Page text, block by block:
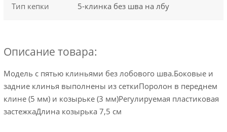
Тип кепки 5-клинка без шва на лбу
Описание товара:
Модель с пятью клиньями без лобового шва.Боковые и
задние клинья выполнены из сеткиПоролон в переднем
клине (5 мм) и козырьке (3 мм)Регулируемая пластиковая
застежкаДлина козырька 7,5 см